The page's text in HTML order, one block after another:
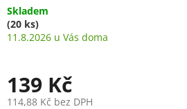
Skladem
(20 ks)
11.8.2026
139 Kč
114,88 Kč bez DPH